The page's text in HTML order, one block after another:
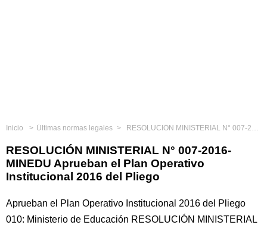
Inicio Últimas normas legales RESOLUCIÓN MINISTERIAL N° 007-2016-MINEDU Aprueban el Plan Operativo Institucional 2016 del Pliego
RESOLUCIÓN MINISTERIAL N° 007-2016-
MINEDU Aprueban el Plan Operativo
Institucional 2016 del Pliego
Aprueban el Plan Operativo Institucional 2016 del Pliego
010: Ministerio de Educación RESOLUCIÓN MINISTERIAL